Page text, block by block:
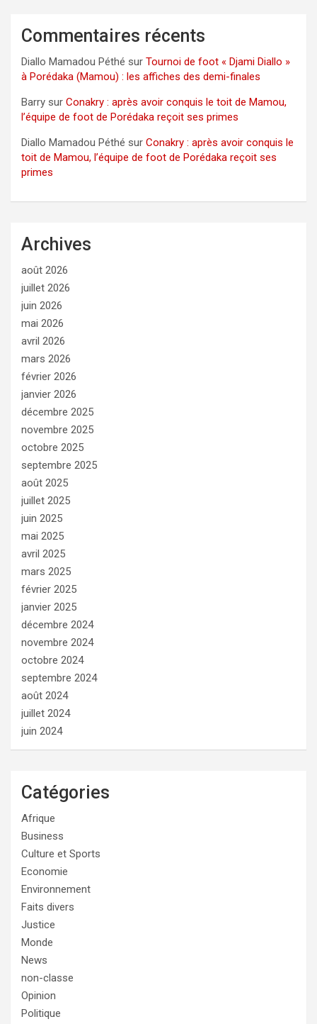
Commentaires récents
Diallo Mamadou Péthé sur Tournoi de foot « Djami Diallo »
à Porédaka (Mamou) : les affiches des demi-finales
Barry sur Conakry : après avoir conquis le toit de Mamou,
l’équipe de foot de Porédaka reçoit ses primes
Diallo Mamadou Péthé sur Conakry : après avoir conquis le
toit de Mamou, l’équipe de foot de Porédaka reçoit ses
primes
Archives
août 2026
juillet 2026
juin 2026
mai 2026
avril 2026
mars 2026
février 2026
janvier 2026
décembre 2025
novembre 2025
octobre 2025
septembre 2025
août 2025
juillet 2025
juin 2025
mai 2025
avril 2025
mars 2025
février 2025
janvier 2025
décembre 2024
novembre 2024
octobre 2024
septembre 2024
août 2024
juillet 2024
juin 2024
Catégories
Afrique
Business
Culture et Sports
Economie
Environnement
Faits divers
Justice
Monde
News
non-classe
Opinion
Politique